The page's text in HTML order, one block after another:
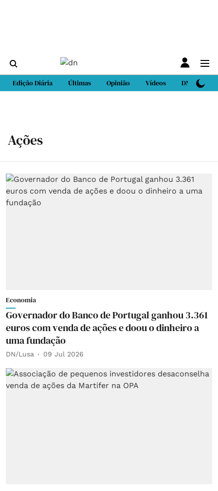
Edição Diária Últimas Opinião Vídeos DN Sport
Ações
Economia
Governador do Banco de Portugal ganhou 3.361
euros com venda de ações e doou o dinheiro a
uma fundação
DN/Lusa 09 Jul 2026